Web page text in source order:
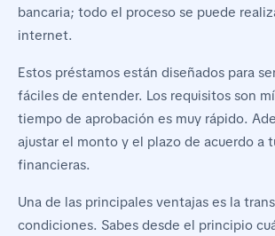
bancaria; todo el proceso se puede
internet.
Estos préstamos están diseñados para
fáciles de entender. Los requisitos son
tiempo de aprobación es muy rápido.
ajustar el monto y el plazo de acuerdo a
financieras.
Una de las principales ventajas es la
condiciones. Sabes desde el principio